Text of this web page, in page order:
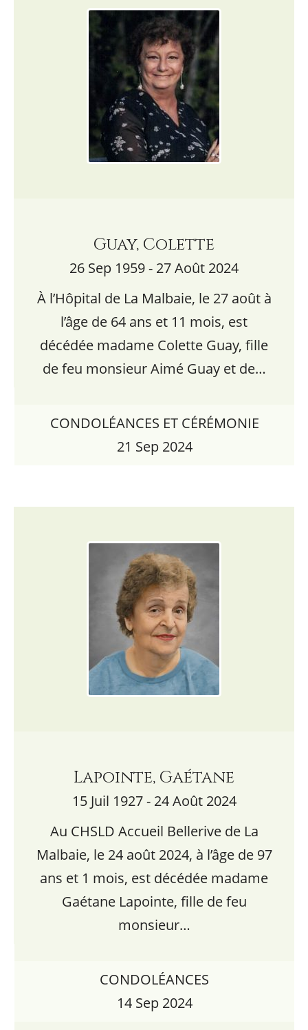
Guay, Colette
26 Sep 1959 - 27 Août 2024
À l’Hôpital de La Malbaie, le 27 août à
l’âge de 64 ans et 11 mois, est
décédée madame Colette Guay, fille
de feu monsieur Aimé Guay et de…
CONDOLÉANCES ET CÉRÉMONIE
21 Sep 2024
Lapointe, Gaétane
15 Juil 1927 - 24 Août 2024
Au CHSLD Accueil Bellerive de La
Malbaie, le 24 août 2024, à l’âge de 97
ans et 1 mois, est décédée madame
Gaétane Lapointe, fille de feu
monsieur…
CONDOLÉANCES
14 Sep 2024